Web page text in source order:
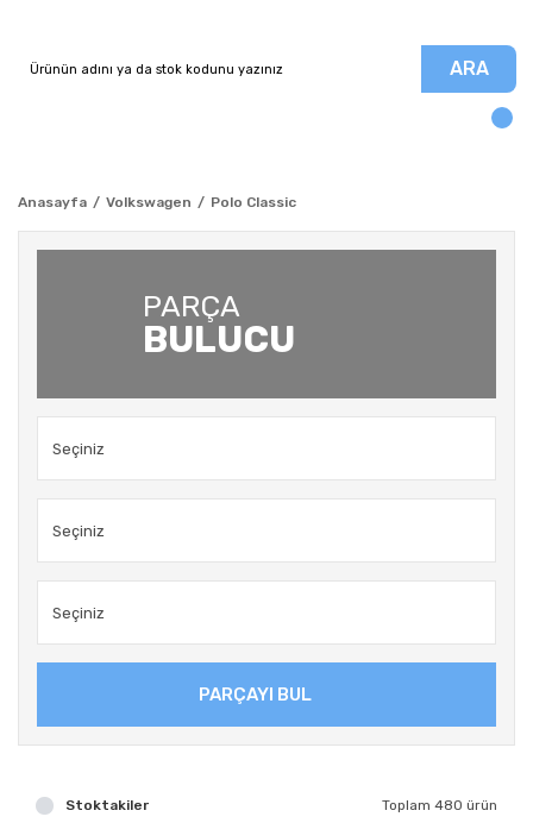
ARA
Anasayfa Volkswagen Polo Classic
PARÇA
BULUCU
PARÇAYI BUL
Stoktakiler Toplam 480 ürün